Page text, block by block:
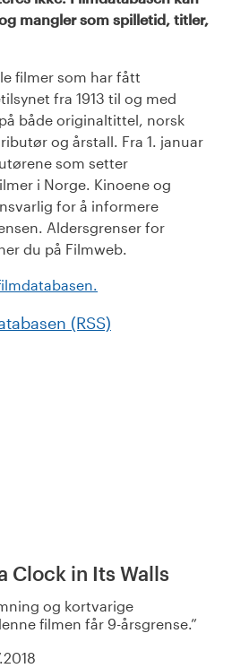
mangler som spilletid, titler,
filmer som har fått
fra 1913 til og med
både originaltittel, norsk
og årstall. Fra 1. januar
som setter
i Norge. Kinoene og
for å informere
Aldersgrenser for
du på Filmweb.
(RSS)
Clock in Its Walls
og kortvarige
filmen får 9-årsgrense.